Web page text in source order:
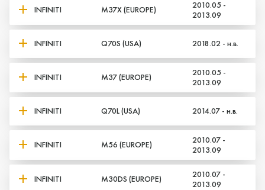
INFINITI M37X (EUROPE)
2010.05 -
2013.09
INFINITI Q70S (USA) 2018.02 - н.в.
INFINITI M37 (EUROPE)
2010.05 -
2013.09
INFINITI Q70L (USA) 2014.07 - н.в.
INFINITI M56 (EUROPE)
2010.07 -
2013.09
INFINITI M30DS (EUROPE)
2010.07 -
2013.09